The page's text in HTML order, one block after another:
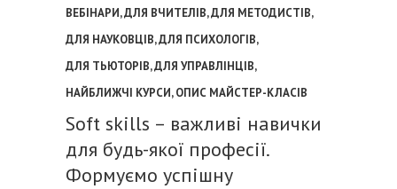
ВЕБІНАРИ,ДЛЯ ВЧИТЕЛІВ,ДЛЯ МЕТОДИСТІВ,
ДЛЯ НАУКОВЦІВ,ДЛЯ ПСИХОЛОГІВ,
ДЛЯ ТЬЮТОРІВ,ДЛЯ УПРАВЛІНЦІВ,
НАЙБЛИЖЧІ КУРСИ,ОПИС МАЙСТЕР-КЛАСІВ
Soft skills – важливі навички
для будь-якої професії.
Формуємо успішну